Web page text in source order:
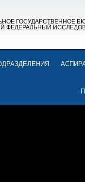
ГОСУДАРСТВЕННОЕ
ФЕДЕРАЛЬНЫЙ